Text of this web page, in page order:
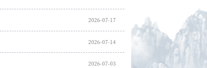
2026-07-17
2026-07-14
2026-07-03